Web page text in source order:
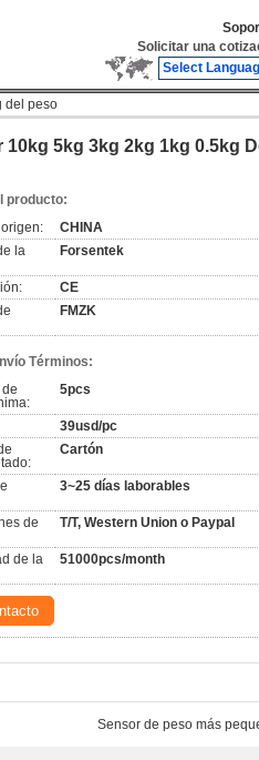
Solicitar una
Select
del peso
5kg 3kg 2kg 1kg 0.5kg
producto:
CHINA
la
Forsentek
CE
FMZK
Términos:
5pcs
39usd/pc
Cartón
3~25 días laborables
de
T/T, Western Union o Paypal
de la
51000pcs/month
Sensor de peso más